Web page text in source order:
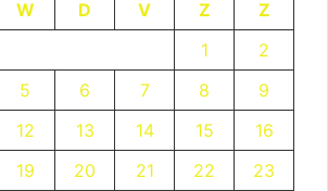
W D V Z
Z
1
2
5 6 7 8
9
12 13 14 15
16
19 20 21 22
23